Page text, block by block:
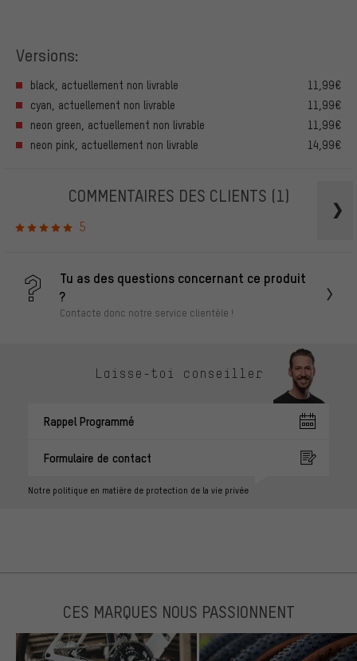
Versions:
black, actuellement non livrable
11,99€
cyan, actuellement non livrable
11,99€
neon green, actuellement non livrable
11,99€
neon pink, actuellement non livrable
14,99€
COMMENTAIRES DES CLIENTS (1)
5
Tu as des questions concernant ce produit
?
Contacte donc notre service clientèle !
Laisse-toi conseiller
Rappel Programmé
Formulaire de contact
Notre politique en matière de protection de la vie privée
CES MARQUES NOUS PASSIONNENT